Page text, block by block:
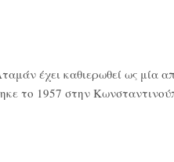
έχει καθιερωθεί ως μία
το 1957 στην